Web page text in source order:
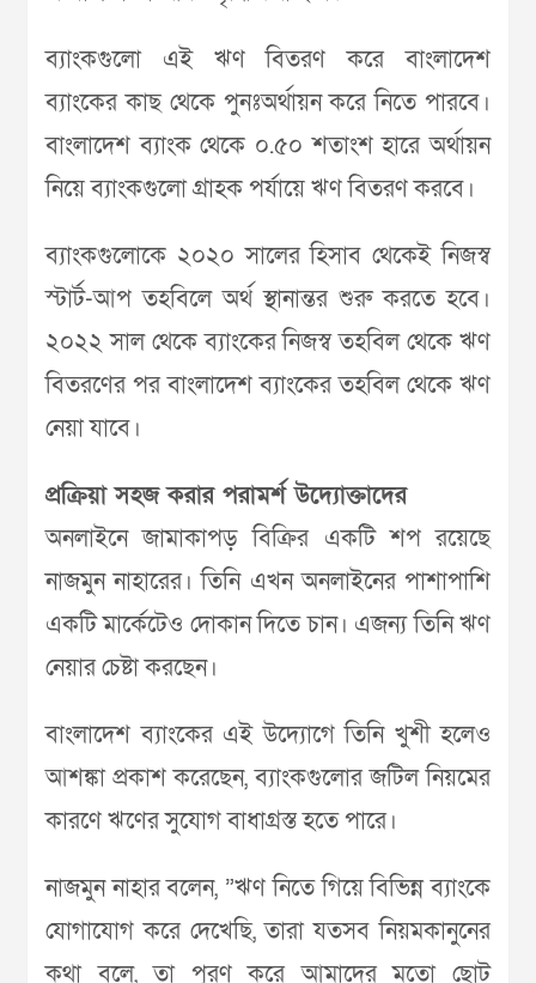
ব্যাংকগুলো এই ঋণ বিতরণ করে বাংলাদেশ
ব্যাংকের কাছ থেকে পুনঃঅর্থায়ন করে নিতে পারবে।
বাংলাদেশ ব্যাংক থেকে ০.৫০ শতাংশ হারে অর্থায়ন
নিয়ে ব্যাংকগুলো গ্রাহক পর্যায়ে ঋণ বিতরণ করবে।
ব্যাংকগুলোকে ২০২০ সালের হিসাব থেকেই নিজস্ব
স্টার্ট-আপ তহবিলে অর্থ স্থানান্তর শুরু করতে হবে।
২০২২ সাল থেকে ব্যাংকের নিজস্ব তহবিল থেকে ঋণ
বিতরণের পর বাংলাদেশ ব্যাংকের তহবিল থেকে ঋণ
নেয়া যাবে।
প্রক্রিয়া সহজ করার পরামর্শ উদ্যোক্তাদের
অনলাইনে জামাকাপড় বিক্রির একটি শপ রয়েছে
নাজমুন নাহারের। তিনি এখন অনলাইনের পাশাপাশি
একটি মার্কেটেও দোকান দিতে চান। এজন্য তিনি ঋণ
নেয়ার চেষ্টা করছেন।
বাংলাদেশ ব্যাংকের এই উদ্যোগে তিনি খুশী হলেও
আশঙ্কা প্রকাশ করেছেন, ব্যাংকগুলোর জটিল নিয়মের
কারণে ঋণের সুযোগ বাধাগ্রস্ত হতে পারে।
নাজমুন নাহার বলেন, ”ঋণ নিতে গিয়ে বিভিন্ন ব্যাংকে
যোগাযোগ করে দেখেছি, তারা যতসব নিয়মকানুনের
কথা বলে, তা পূরণ করে আমাদের মতো ছোট